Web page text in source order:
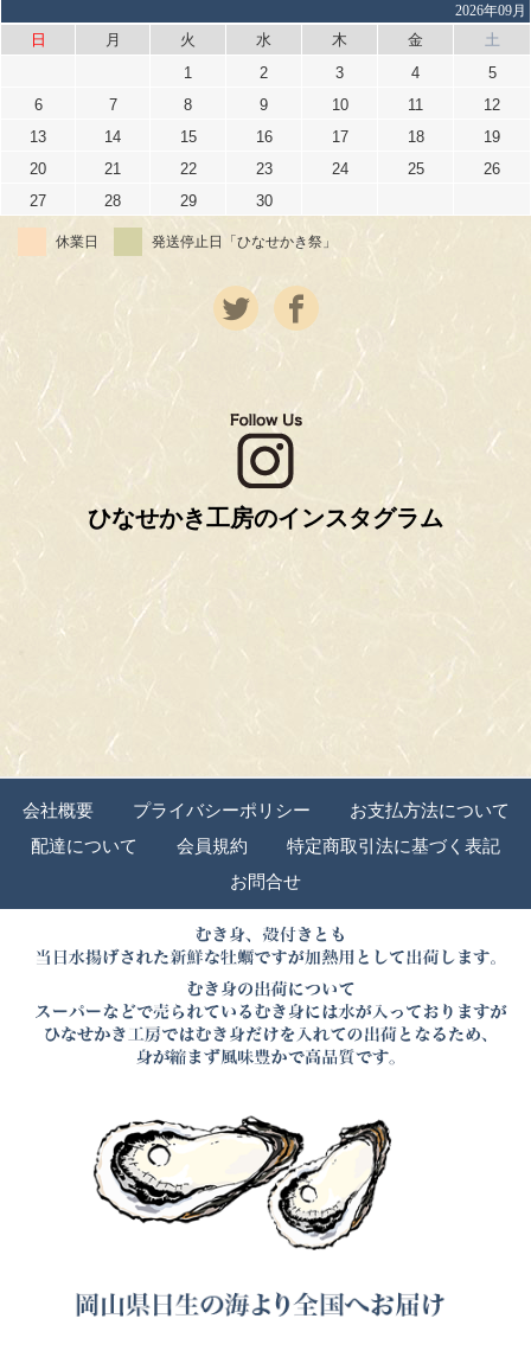
2026年09月
日 月 火 水 木 金
土
1
2 3 4
5
6
7 8 9 10 11
12
13
14 15 16 17 18
19
20
21 22 23 24 25
26
27
28 29 30
休業日 発送停止日「ひなせかき祭」
ひなせかき工房のインスタグラム
会社概要 プライバシーポリシー
お支払方法について
配達について
会員規約
特定商取引法に基づく表記
お問合せ